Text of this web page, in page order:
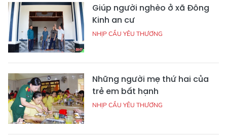
Giúp người nghèo ở xã Đông
Kinh an cư
NHỊP CẦU YÊU THƯƠNG
Những người mẹ thứ hai của
trẻ em bất hạnh
NHỊP CẦU YÊU THƯƠNG